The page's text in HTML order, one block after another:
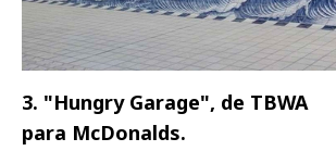
3. "Hungry Garage", de TBWA
para McDonalds.